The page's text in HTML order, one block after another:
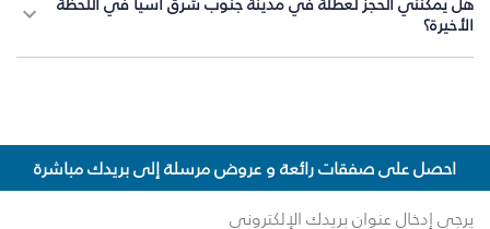
الأخيرة؟
احصل على صفقات رائعة و عروض مرسلة إلى بريدك مباشرة